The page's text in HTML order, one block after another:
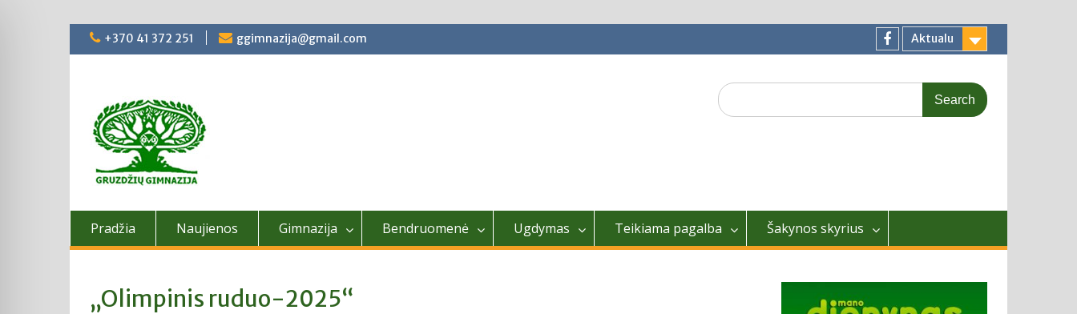
Skip
+370 41 372 251 ggimnazija@gmail.com
Aktualu
Facebook
Search
for:
Pradžia Naujienos Gimnazija Bendruomenė Ugdymas Teikiama pagalba Šakynos skyrius
„Olimpinis ruduo-2025“